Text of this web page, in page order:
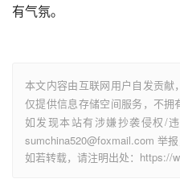
有气氛。
本文内容由互联网用户自发贡
仅提供信息存储空间服务，不拥
如发现本站有涉嫌抄袭侵权/
sumchina520@foxmail.com 举
如若转载，请注明出处：https://